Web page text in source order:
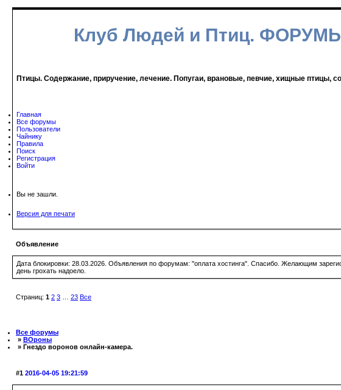
Клуб Людей и Птиц.
Птицы. Содержание, приручение, лечение. Попугаи, врановые, певчие, хищные птицы,
Главная
Все форумы
Пользователи
Чайнику
Правила
Поиск
Регистрация
Войти
Вы не зашли.
Версия для печати
Объявление
Дата блокировки: 28.03.2026. Объявления по форумам: "оплата хостинга". Спасибо. Желающим
день грохать надоело.
Страниц: 1 2 3 … 23 Все
Все форумы
» ВОроны
» Гнездо воронов онлайн-камера.
#1 2016-04-05 19:21:59